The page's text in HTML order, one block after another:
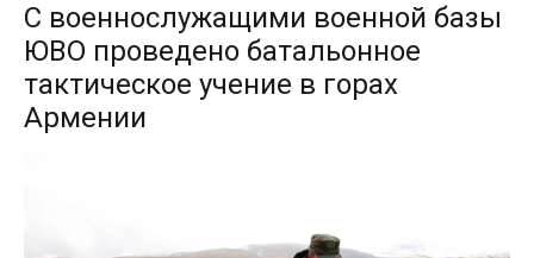
С военнослужащими военной базы
ЮВО проведено батальонное
тактическое учение в горах
Армении